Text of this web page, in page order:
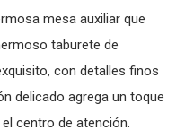
mesa auxiliar que
taburete de
con detalles finos
delicado agrega un toque
centro de atención.